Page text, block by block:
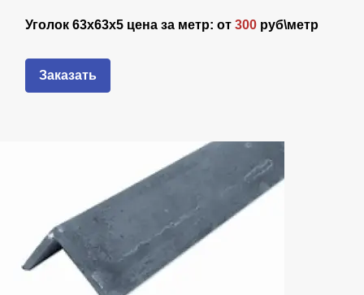
Уголок 63х63х5 цена за метр: от300 руб\метр
Заказать